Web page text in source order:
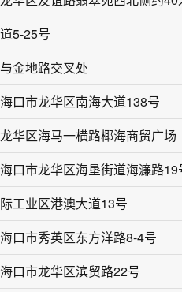
5-25号
金地路交叉处
口市龙华区南海大道138号
华区海马一横路椰海商贸广场
工业区港澳大道13号
口市秀英区东方洋路8-4号
口市龙华区滨贸路22号